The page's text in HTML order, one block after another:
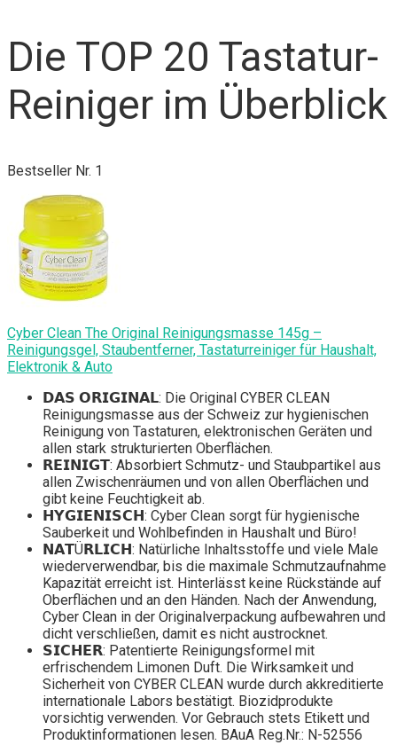
Die TOP 20 Tastatur-
Reiniger im Überblick
Bestseller Nr. 1
Cyber Clean The Original Reinigungsmasse 145g –
Reinigungsgel, Staubentferner, Tastaturreiniger für Haushalt,
Elektronik & Auto
𝗗𝗔𝗦 𝗢𝗥𝗜𝗚𝗜𝗡𝗔𝗟: Die Original CYBER CLEAN
Reinigungsmasse aus der Schweiz zur hygienischen
Reinigung von Tastaturen, elektronischen Geräten und
allen stark strukturierten Oberflächen.
𝗥𝗘𝗜𝗡𝗜𝗚𝗧: Absorbiert Schmutz- und Staubpartikel aus
allen Zwischenräumen und von allen Oberflächen und
gibt keine Feuchtigkeit ab.
𝗛𝗬𝗚𝗜𝗘𝗡𝗜𝗦𝗖𝗛: Cyber Clean sorgt für hygienische
Sauberkeit und Wohlbefinden in Haushalt und Büro!
𝗡𝗔𝗧Ü𝗥𝗟𝗜𝗖𝗛: Natürliche Inhaltsstoffe und viele Male
wiederverwendbar, bis die maximale Schmutzaufnahme
Kapazität erreicht ist. Hinterlässt keine Rückstände auf
Oberflächen und an den Händen. Nach der Anwendung,
Cyber Clean in der Originalverpackung aufbewahren und
dicht verschließen, damit es nicht austrocknet.
𝗦𝗜𝗖𝗛𝗘𝗥: Patentierte Reinigungsformel mit
erfrischendem Limonen Duft. Die Wirksamkeit und
Sicherheit von CYBER CLEAN wurde durch akkreditierte
internationale Labors bestätigt. Biozidprodukte
vorsichtig verwenden. Vor Gebrauch stets Etikett und
Produktinformationen lesen. BAuA Reg.Nr.: N-52556